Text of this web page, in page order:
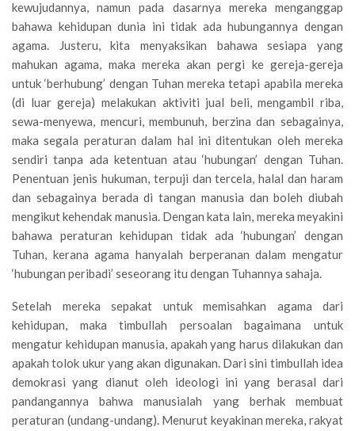
kewujudannya, namun pada dasarnya mereka menganggap
bahawa kehidupan dunia ini tidak ada hubungannya dengan
agama. Justeru, kita menyaksikan bahawa sesiapa yang
mahukan agama, maka mereka akan pergi ke gereja-gereja
untuk ‘berhubung’ dengan Tuhan mereka tetapi apabila mereka
(di luar gereja) melakukan aktiviti jual beli, mengambil riba,
sewa-menyewa, mencuri, membunuh, berzina dan sebagainya,
maka segala peraturan dalam hal ini ditentukan oleh mereka
sendiri tanpa ada ketentuan atau ‘hubungan’ dengan Tuhan.
Penentuan jenis hukuman, terpuji dan tercela, halal dan haram
dan sebagainya berada di tangan manusia dan boleh diubah
mengikut kehendak manusia. Dengan kata lain, mereka meyakini
bahawa peraturan kehidupan tidak ada ‘hubungan’ dengan
Tuhan, kerana agama hanyalah berperanan dalam mengatur
‘hubungan peribadi’ seseorang itu dengan Tuhannya sahaja.
Setelah mereka sepakat untuk memisahkan agama dari
kehidupan, maka timbullah persoalan bagaimana untuk
mengatur kehidupan manusia, apakah yang harus dilakukan dan
apakah tolok ukur yang akan digunakan. Dari sini timbullah idea
demokrasi yang dianut oleh ideologi ini yang berasal dari
pandangannya bahwa manusialah yang berhak membuat
peraturan (undang-undang). Menurut keyakinan mereka, rakyat